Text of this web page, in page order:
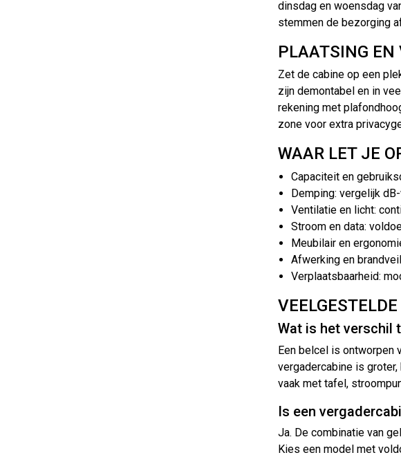
dinsdag en woensdag
stemmen de bezorging
PLAATSING EN
Zet de cabine op een
zijn demontabel en in
rekening met
zone voor extra
WAAR LET JE
Capaciteit en
Demping: vergelijk
Ventilatie en licht:
Stroom en data:
Meubilair en
Afwerking en
Verplaatsbaarheid:
Wat is het verschil
Een belcel is ontworpen
vergadercabine is
vaak met tafel,
Is een
Ja. De combinatie van
Kies een model met